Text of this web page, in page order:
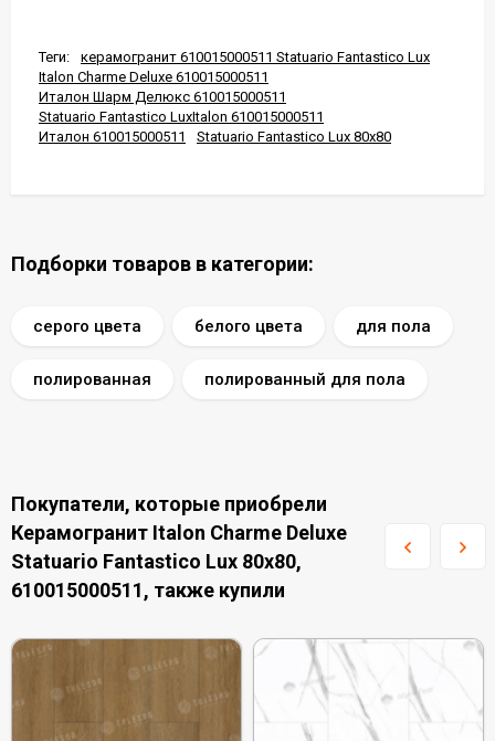
Теги:
керамогранит 610015000511 Statuario Fantastico Lux
Italon Charme Deluxe 610015000511
Италон Шарм Делюкс 610015000511
Statuario Fantastico LuxItalon 610015000511
Италон 610015000511
Statuario Fantastico Lux 80x80
Подборки товаров в категории:
серого цвета белого цвета для пола
полированная полированный для пола
Покупатели, которые приобрели
Керамогранит Italon Charme Deluxe
Statuario Fantastico Lux 80x80,
610015000511, также купили